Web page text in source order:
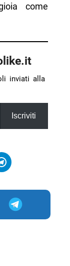
come
inviati alla
Iscriviti